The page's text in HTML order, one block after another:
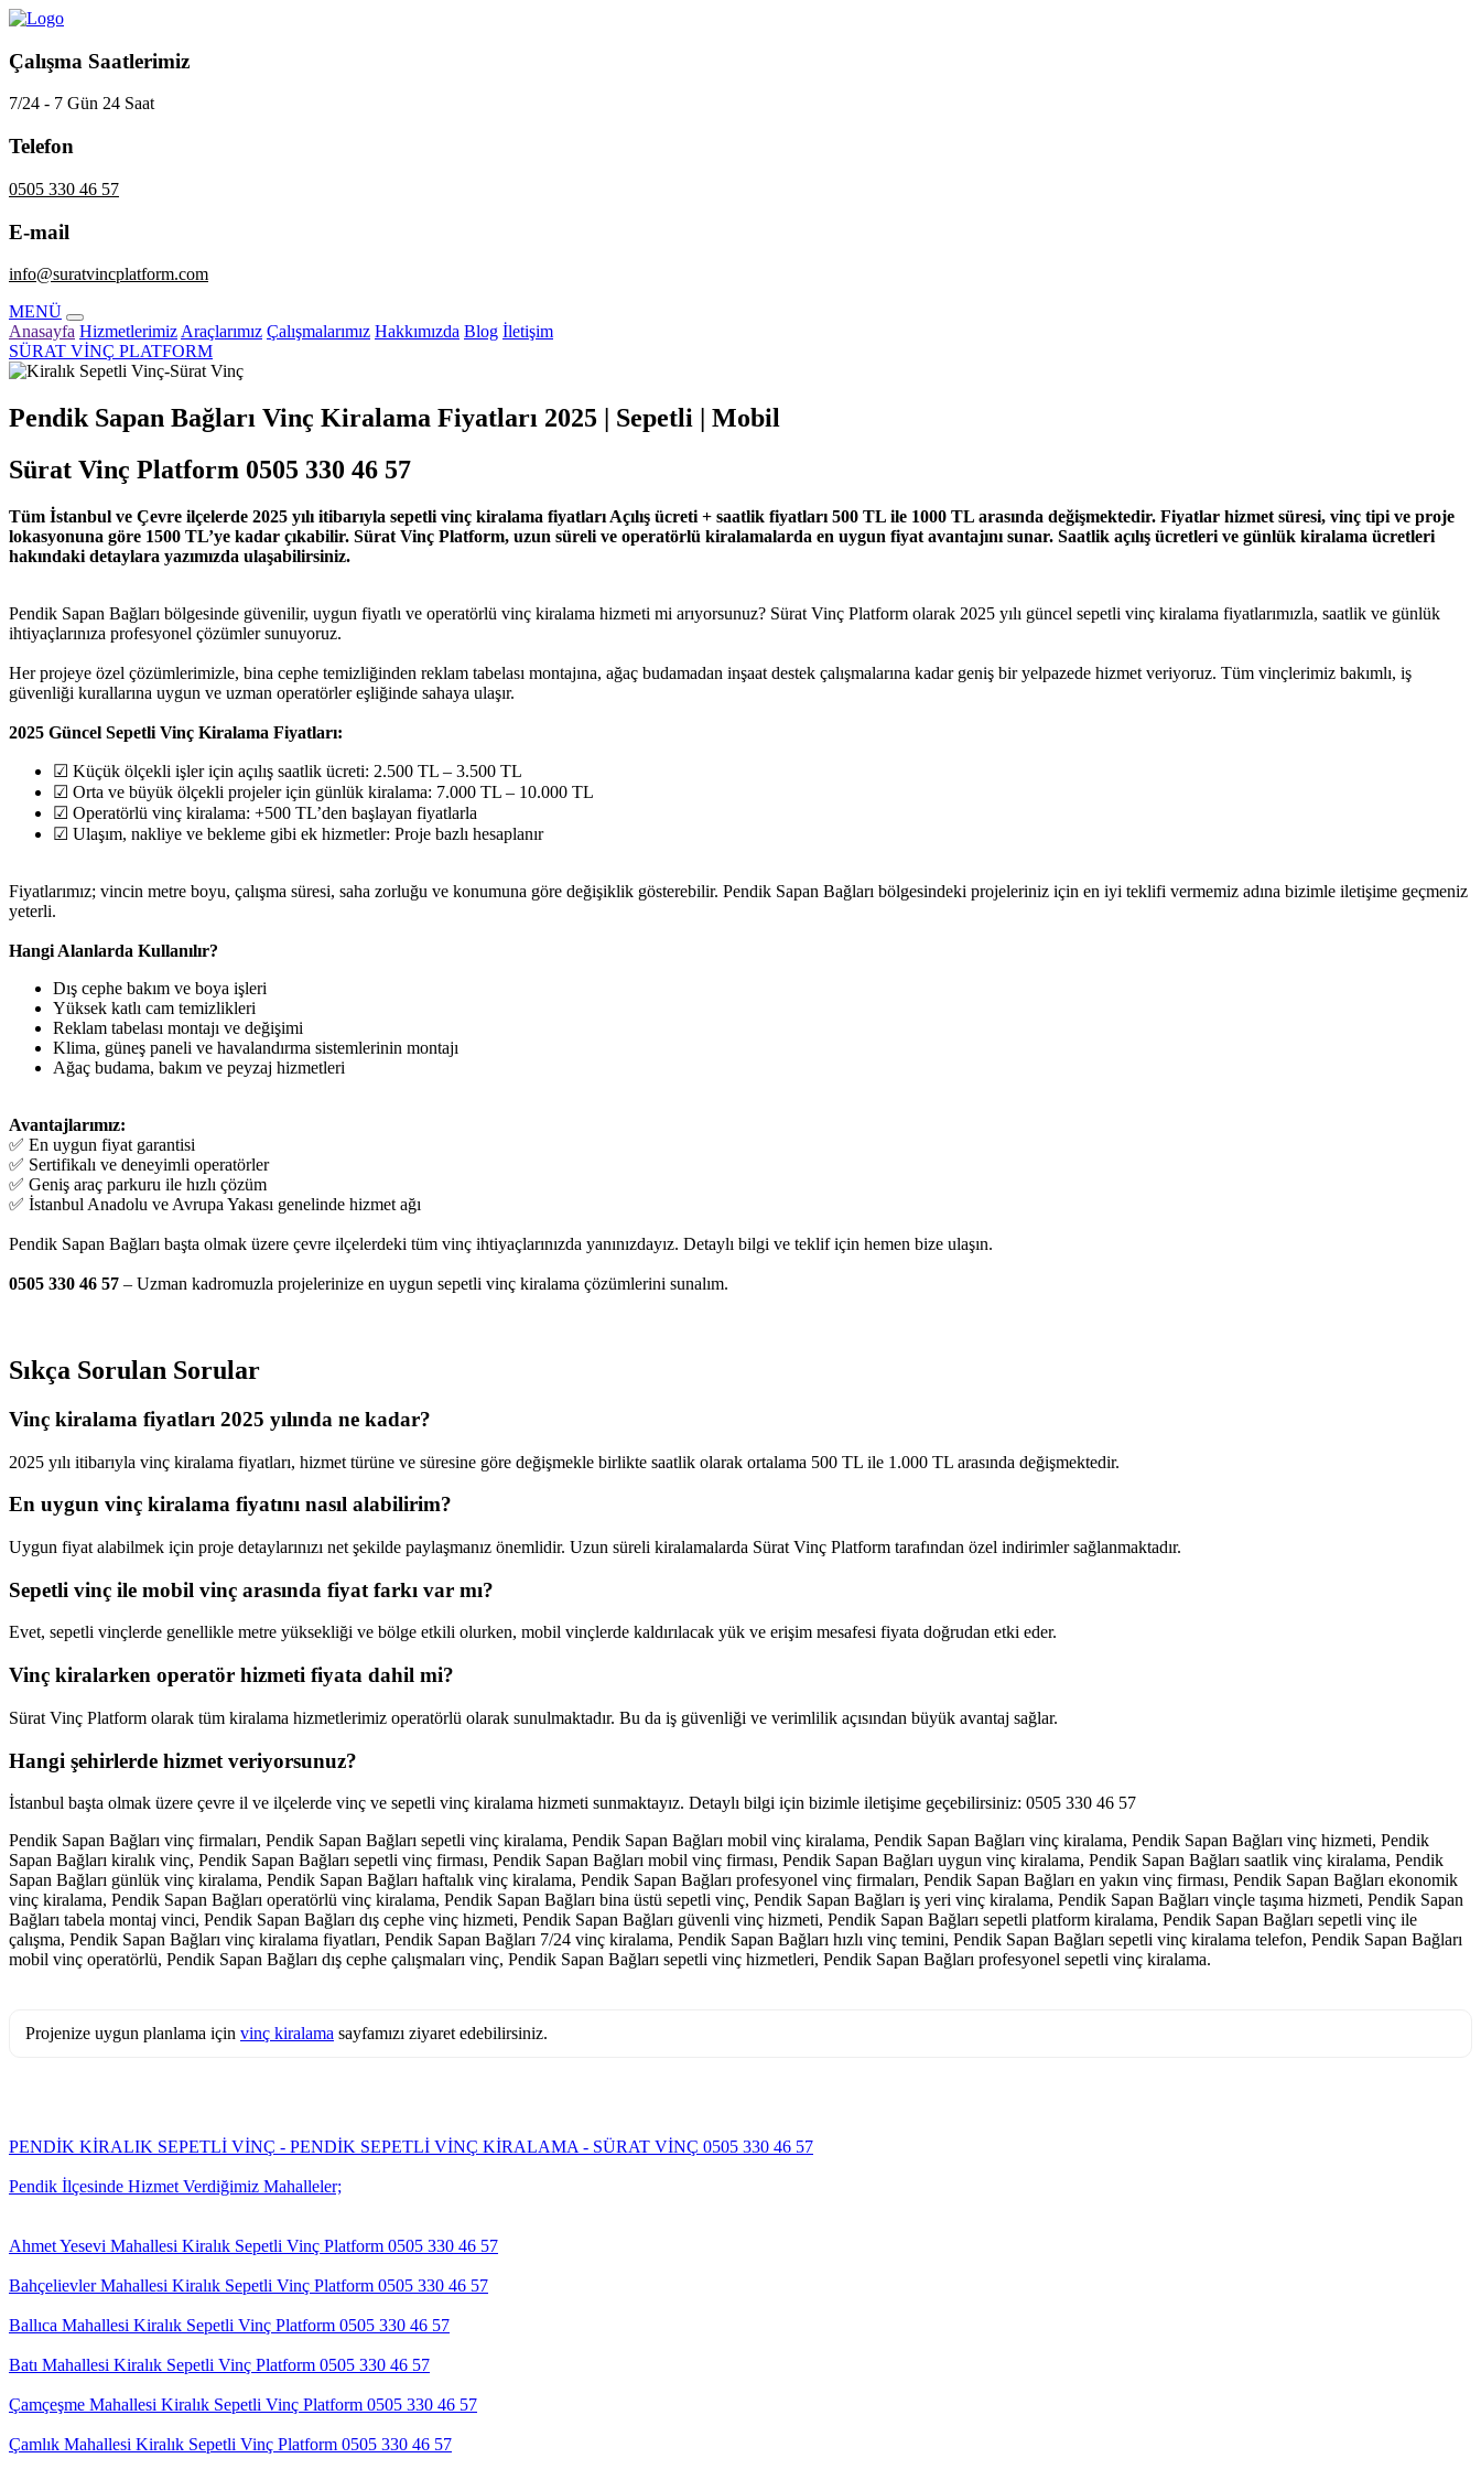
Çalışma Saatlerimiz
7/24 - 7 Gün 24 Saat
Telefon
0505 330 46 57
E-mail
info@suratvincplatform.com
MENÜ
Anasayfa Hizmetlerimiz Araçlarımız Çalışmalarımız Hakkımızda Blog İletişim
SÜRAT VİNÇ PLATFORM
Pendik Sapan Bağları Vinç Kiralama Fiyatları 2025 | Sepetli | Mobil
Sürat Vinç Platform 0505 330 46 57
Tüm İstanbul ve Çevre ilçelerde 2025 yılı itibarıyla sepetli vinç kiralama fiyatları Açılış ücreti + saatlik fiyatları 500 TL ile 1000 TL arasında değişmektedir. Fiyatlar hizmet süresi, vinç tipi ve proje
lokasyonuna göre 1500 TL’ye kadar çıkabilir. Sürat Vinç Platform, uzun süreli ve operatörlü kiralamalarda en uygun fiyat avantajını sunar. Saatlik açılış ücretleri ve günlük kiralama ücretleri
hakındaki detaylara yazımızda ulaşabilirsiniz.
Pendik Sapan Bağları bölgesinde güvenilir, uygun fiyatlı ve operatörlü vinç kiralama hizmeti mi arıyorsunuz? Sürat Vinç Platform olarak 2025 yılı güncel sepetli vinç kiralama fiyatlarımızla, saatlik ve günlük
ihtiyaçlarınıza profesyonel çözümler sunuyoruz.
Her projeye özel çözümlerimizle, bina cephe temizliğinden reklam tabelası montajına, ağaç budamadan inşaat destek çalışmalarına kadar geniş bir yelpazede hizmet veriyoruz. Tüm vinçlerimiz bakımlı, iş
güvenliği kurallarına uygun ve uzman operatörler eşliğinde sahaya ulaşır.
2025 Güncel Sepetli Vinç Kiralama Fiyatları:
☑ Küçük ölçekli işler için açılış saatlik ücreti: 2.500 TL – 3.500 TL
☑ Orta ve büyük ölçekli projeler için günlük kiralama: 7.000 TL – 10.000 TL
☑ Operatörlü vinç kiralama: +500 TL’den başlayan fiyatlarla
☑ Ulaşım, nakliye ve bekleme gibi ek hizmetler: Proje bazlı hesaplanır
Fiyatlarımız; vincin metre boyu, çalışma süresi, saha zorluğu ve konumuna göre değişiklik gösterebilir. Pendik Sapan Bağları bölgesindeki projeleriniz için en iyi teklifi vermemiz adına bizimle iletişime geçmeniz
yeterli.
Hangi Alanlarda Kullanılır?
Dış cephe bakım ve boya işleri
Yüksek katlı cam temizlikleri
Reklam tabelası montajı ve değişimi
Klima, güneş paneli ve havalandırma sistemlerinin montajı
Ağaç budama, bakım ve peyzaj hizmetleri
Avantajlarımız:
✅ En uygun fiyat garantisi
✅ Sertifikalı ve deneyimli operatörler
✅ Geniş araç parkuru ile hızlı çözüm
✅ İstanbul Anadolu ve Avrupa Yakası genelinde hizmet ağı
Pendik Sapan Bağları başta olmak üzere çevre ilçelerdeki tüm vinç ihtiyaçlarınızda yanınızdayız. Detaylı bilgi ve teklif için hemen bize ulaşın.
0505 330 46 57 – Uzman kadromuzla projelerinize en uygun sepetli vinç kiralama çözümlerini sunalım.
Sıkça Sorulan Sorular
Vinç kiralama fiyatları 2025 yılında ne kadar?
2025 yılı itibarıyla vinç kiralama fiyatları, hizmet türüne ve süresine göre değişmekle birlikte saatlik olarak ortalama 500 TL ile 1.000 TL arasında değişmektedir.
En uygun vinç kiralama fiyatını nasıl alabilirim?
Uygun fiyat alabilmek için proje detaylarınızı net şekilde paylaşmanız önemlidir. Uzun süreli kiralamalarda Sürat Vinç Platform tarafından özel indirimler sağlanmaktadır.
Sepetli vinç ile mobil vinç arasında fiyat farkı var mı?
Evet, sepetli vinçlerde genellikle metre yüksekliği ve bölge etkili olurken, mobil vinçlerde kaldırılacak yük ve erişim mesafesi fiyata doğrudan etki eder.
Vinç kiralarken operatör hizmeti fiyata dahil mi?
Sürat Vinç Platform olarak tüm kiralama hizmetlerimiz operatörlü olarak sunulmaktadır. Bu da iş güvenliği ve verimlilik açısından büyük avantaj sağlar.
Hangi şehirlerde hizmet veriyorsunuz?
İstanbul başta olmak üzere çevre il ve ilçelerde vinç ve sepetli vinç kiralama hizmeti sunmaktayız. Detaylı bilgi için bizimle iletişime geçebilirsiniz: 0505 330 46 57
Pendik Sapan Bağları vinç firmaları, Pendik Sapan Bağları sepetli vinç kiralama, Pendik Sapan Bağları mobil vinç kiralama, Pendik Sapan Bağları vinç kiralama, Pendik Sapan Bağları vinç hizmeti, Pendik
Sapan Bağları kiralık vinç, Pendik Sapan Bağları sepetli vinç firması, Pendik Sapan Bağları mobil vinç firması, Pendik Sapan Bağları uygun vinç kiralama, Pendik Sapan Bağları saatlik vinç kiralama, Pendik
Sapan Bağları günlük vinç kiralama, Pendik Sapan Bağları haftalık vinç kiralama, Pendik Sapan Bağları profesyonel vinç firmaları, Pendik Sapan Bağları en yakın vinç firması, Pendik Sapan Bağları ekonomik
vinç kiralama, Pendik Sapan Bağları operatörlü vinç kiralama, Pendik Sapan Bağları bina üstü sepetli vinç, Pendik Sapan Bağları iş yeri vinç kiralama, Pendik Sapan Bağları vinçle taşıma hizmeti, Pendik Sapan
Bağları tabela montaj vinci, Pendik Sapan Bağları dış cephe vinç hizmeti, Pendik Sapan Bağları güvenli vinç hizmeti, Pendik Sapan Bağları sepetli platform kiralama, Pendik Sapan Bağları sepetli vinç ile
çalışma, Pendik Sapan Bağları vinç kiralama fiyatları, Pendik Sapan Bağları 7/24 vinç kiralama, Pendik Sapan Bağları hızlı vinç temini, Pendik Sapan Bağları sepetli vinç kiralama telefon, Pendik Sapan Bağları
mobil vinç operatörlü, Pendik Sapan Bağları dış cephe çalışmaları vinç, Pendik Sapan Bağları sepetli vinç hizmetleri, Pendik Sapan Bağları profesyonel sepetli vinç kiralama.
Projenize uygun planlama için vinç kiralama sayfamızı ziyaret edebilirsiniz.
PENDİK KİRALIK SEPETLİ VİNÇ - PENDİK SEPETLİ VİNÇ KİRALAMA - SÜRAT VİNÇ 0505 330 46 57
Pendik İlçesinde Hizmet Verdiğimiz Mahalleler;
Ahmet Yesevi Mahallesi Kiralık Sepetli Vinç Platform 0505 330 46 57
Bahçelievler Mahallesi Kiralık Sepetli Vinç Platform 0505 330 46 57
Ballıca Mahallesi Kiralık Sepetli Vinç Platform 0505 330 46 57
Batı Mahallesi Kiralık Sepetli Vinç Platform 0505 330 46 57
Çamçeşme Mahallesi Kiralık Sepetli Vinç Platform 0505 330 46 57
Çamlık Mahallesi Kiralık Sepetli Vinç Platform 0505 330 46 57